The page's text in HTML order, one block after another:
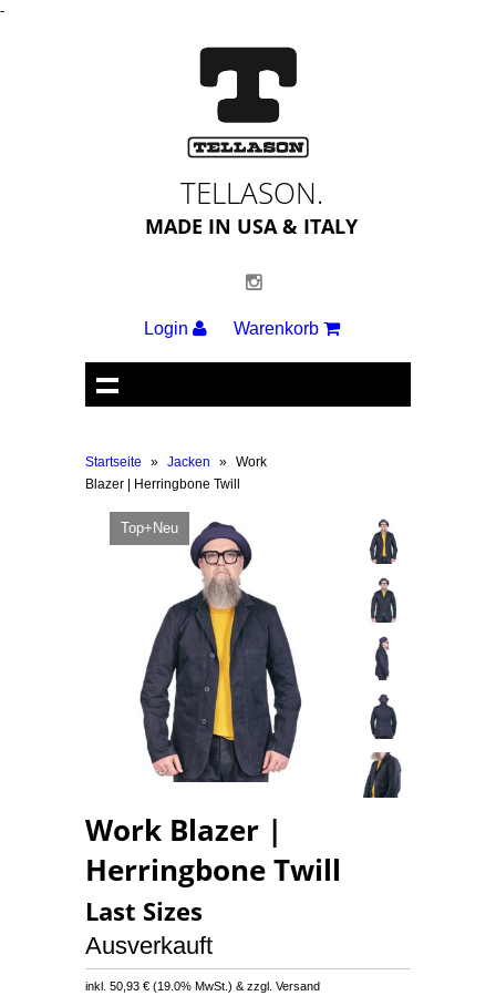
-
TELLASON.
MADE IN USA & ITALY
Login Warenkorb
Startseite » Jacken » Work
Blazer | Herringbone Twill
Top+Neu
Work Blazer |
Herringbone Twill
Last Sizes
Ausverkauft
inkl.50,93 € (19.0% MwSt.) & zzgl. Versand